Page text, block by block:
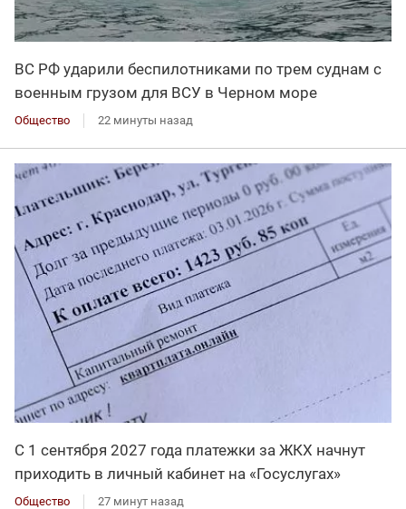
ВС РФ ударили беспилотниками по трем суднам с
военным грузом для ВСУ в Черном море
Общество 22 минуты назад
С 1 сентября 2027 года платежки за ЖКХ начнут
приходить в личный кабинет на «Госуслугах»
Общество 27 минут назад